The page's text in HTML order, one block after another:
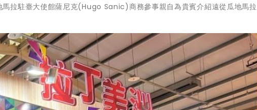
拉駐臺大使館薩尼克(Hugo Sanic)商務參事親自為貴賓介紹遠從瓜地馬拉